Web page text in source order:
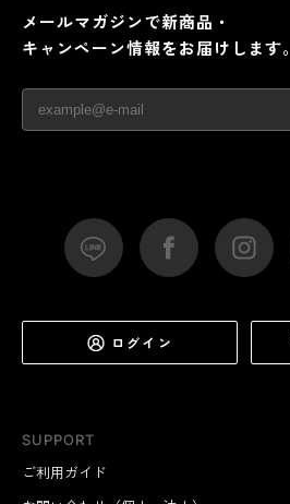
SUPPORT
ご利用ガイド
メールマガジンで新商品・
キャンペーン情報をお届けします。
ログイン